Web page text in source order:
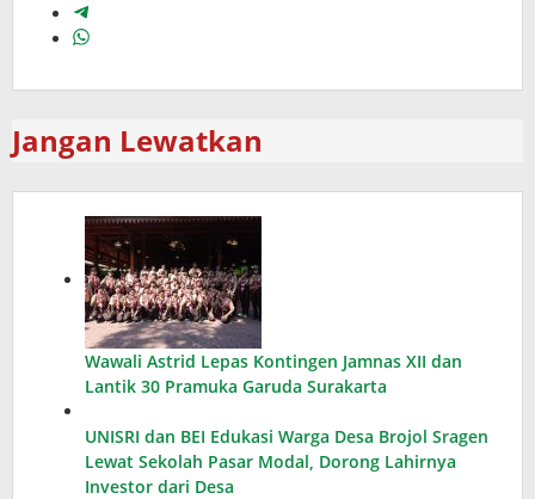
Jangan Lewatkan
Wawali Astrid Lepas Kontingen Jamnas XII dan
Lantik 30 Pramuka Garuda Surakarta
UNISRI dan BEI Edukasi Warga Desa Brojol Sragen
Lewat Sekolah Pasar Modal, Dorong Lahirnya
Investor dari Desa